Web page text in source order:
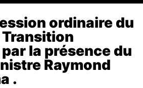
ordinaire du
Transition
la présence du
Raymond
.